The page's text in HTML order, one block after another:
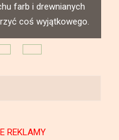
farb i drewnianych
coś wyjątkowego.
REKLAMY